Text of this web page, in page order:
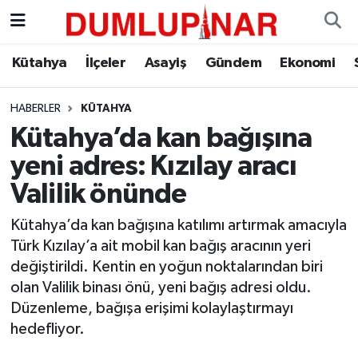
Kütahya İlçeler Asayiş Gündem Ekonomi
HABERLER KÜTAHYA
Kütahya’da kan bağışına
yeni adres: Kızılay aracı
Valilik önünde
Kütahya’da kan bağışına katılımı artırmak amacıyla
Türk Kızılay’a ait mobil kan bağış aracının yeri
değiştirildi. Kentin en yoğun noktalarından biri
olan Valilik binası önü, yeni bağış adresi oldu.
Düzenleme, bağışa erişimi kolaylaştırmayı
hedefliyor.
Asayiş
Diğer
Dünya
Eğitim
Ekonomi
Eleman
Emlak
Kütahya Hava Durumu
Kütahya Trafik Yoğunluk Haritası
Süper Lig Puan Durumu ve Fikstür
Tüm Manşetler
Son Dakika Haberleri
Haber Arşivi